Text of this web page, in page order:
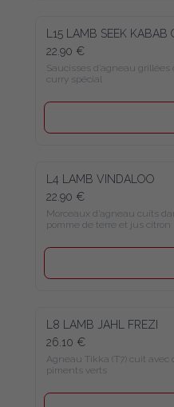
L15 LAMB SEEK KABAB
22.90 €
Saucisses d’agneau
curry spécial
L4 LAMB VINDALOO
22.90 €
Morceaux d’agneau cuits
pomme de terre et jus citron
L8 LAMB JAHL FREZI
26.10 €
Agneau Tikka (T7) cuit avec
piments verts